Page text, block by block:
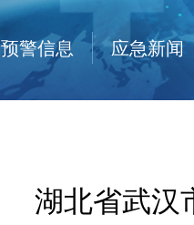
预警信息 应急新闻
湖北省武汉